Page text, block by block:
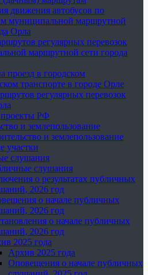
движения автобусов по
муниципальной маршрутной
Орла
регулярных перевозок
маршрутной сети города
проезд в городском
транспорте в городе Орле
регулярных перевозок
РФ
и землепользование
и землепользование
участки
слушания
слушания
о результатах публичных
2026 год
о начале публичных
2026 год
о начале публичных
2026 год
2025 года
Архив 2025 года
Оповещения о начале публичных